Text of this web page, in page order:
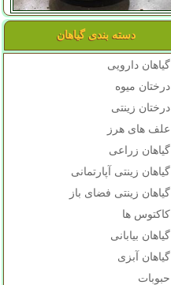
دسته بندی گیاهان
گیاهان دارویی
درختان میوه
درختان زینتی
علف های هرز
گیاهان زراعی
گیاهان زینتی آپارتمانی
گیاهان زینتی فضای باز
کاکتوس ها
گیاهان بیابانی
گیاهان آبزی
حبوبات